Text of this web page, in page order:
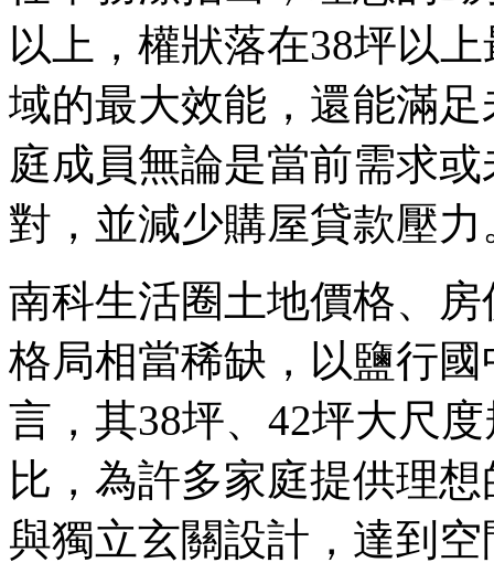
以上，權狀落在38坪以
域的最大效能，還能滿
庭成員無論是當前需求
對，並減少購屋貸款壓力
南科生活圈土地價格、
格局相當稀缺，以鹽行
言，其38坪、42坪大尺
比，為許多家庭提供理
與獨立玄關設計，達到